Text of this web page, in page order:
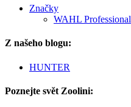
Značky
WAHL Professional
Z našeho blogu:
HUNTER
Poznejte svět Zoolini: